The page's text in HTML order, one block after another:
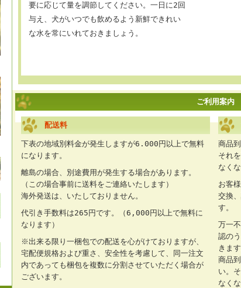
要に応じて量を調節してください。一日に2回
与え、犬がいつでも飲めるよう新鮮できれい
な水を常にいれておきましょう。
ご利用案内
配送料
下表の地域別料金が発生しますが6.000円以上で無料
になります。
離島の場合、別途費用が発生する場合があります。
（この場合事前に送料をご連絡いたします）
海外発送は、いたしておりません。
代引き手数料は265円です。（6,000円以上で無料に
なります）
※出来る限り一梱包での配送を心がけておりますが、
宅配便規格および重さ、安全性を考慮して、同一注文
内であっても梱包を複数に分割させていただく場合が
ございます。
商品
それ
なく
お客
交換
す。
万一
認の
きます
商品
い。
なく